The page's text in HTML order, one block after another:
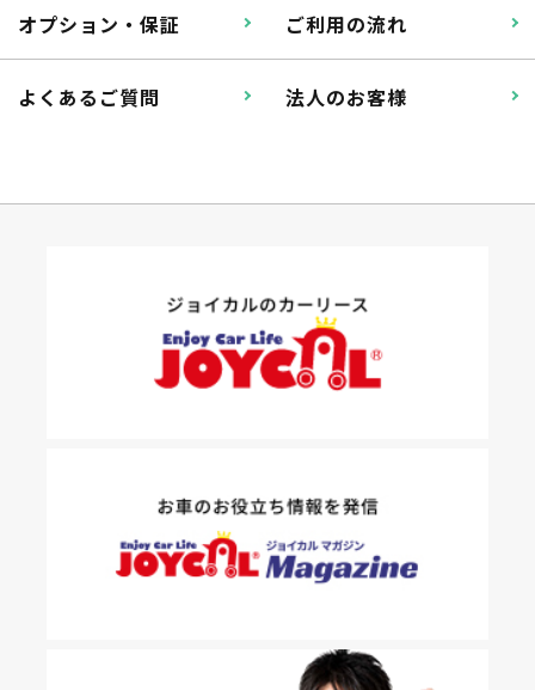
オプション・保証 ご利用の流れ
よくあるご質問 法人のお客様